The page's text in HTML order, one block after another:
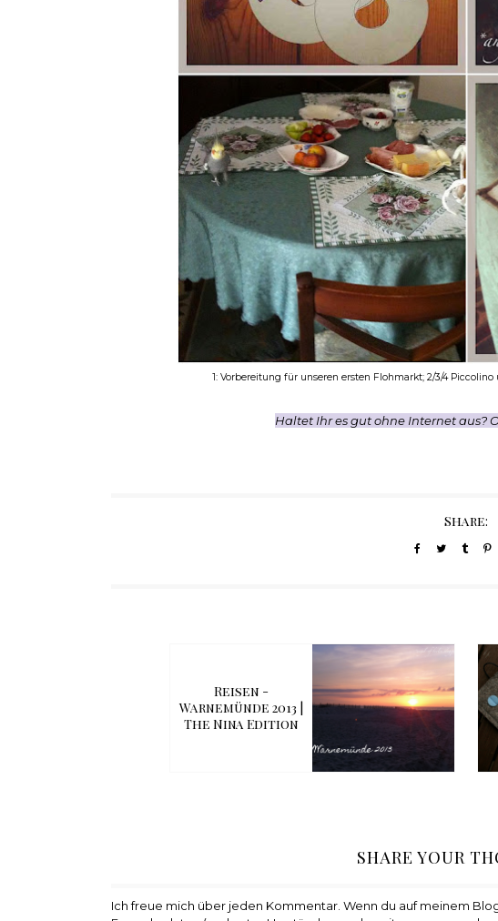
1: Vorbereitung für unseren ersten Flohmarkt; 2/3/4
Haltet Ihr es gut ohne Internet aus?
Share:
Reisen -
Warnemünde 2013 |
The Nina Edition
SHARE YOUR
Ich freue mich über jeden Kommentar. Wenn du auf meinem